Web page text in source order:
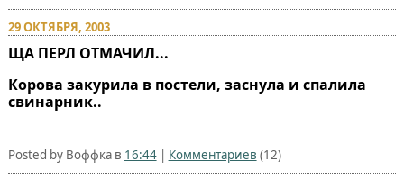
29 ОКТЯБРЯ, 2003
ЩА ПЕРЛ ОТМАЧИЛ...
Корова закурила в постели, заснула и спалила
свинарник..
Posted by Воффка в 16:44| Комментариев (12)